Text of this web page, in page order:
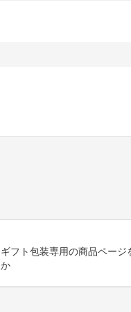
フト包装専用の商品ペー